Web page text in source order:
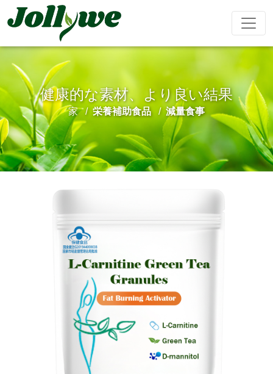
便秘緩和 減量食事
免疫力を高
精欲増強男
性
心臓血管治
療
阿膠糕
錠剤 カプセル 粉末飲料
液体飲料
健康的な素材、より良い結果
家 栄養補助食品 減量食事